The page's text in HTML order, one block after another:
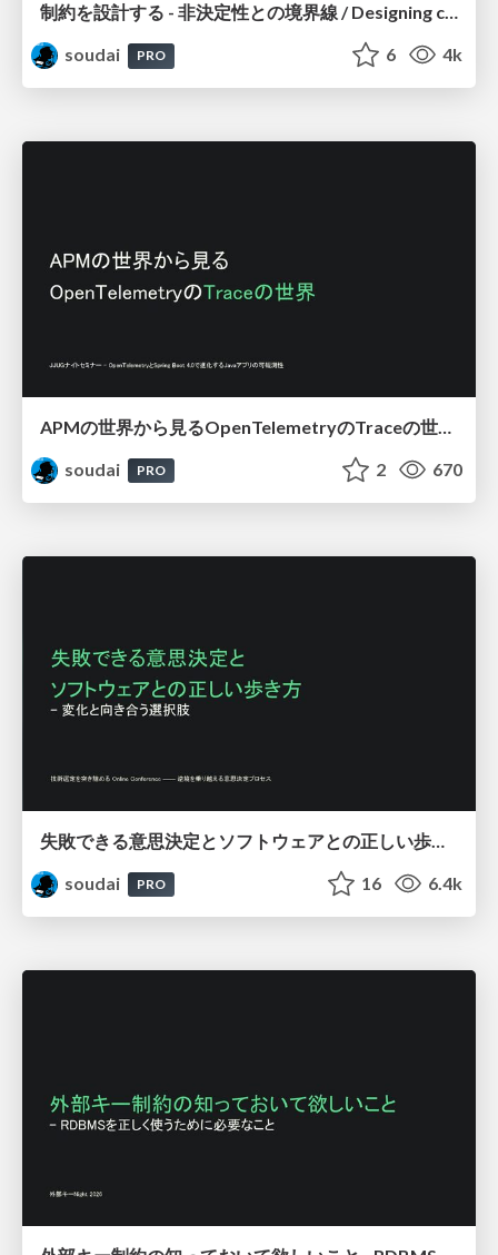
制約を設計する - 非決定性との境界線 / Designing constraints
soudai
PRO 6 4k
APMの世界から見るOpenTelemetryのTraceの世界 / OpenTelemetry in the Java
soudai
PRO 2 670
失敗できる意思決定とソフトウェアとの正しい歩き方_-_変化と向き合う選択肢/ Designing for Reversible Decisions
soudai
PRO 16 6.4k